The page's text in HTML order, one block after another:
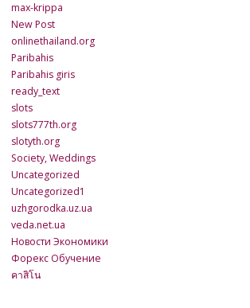
max-krippa
New Post
onlinethailand.org
Paribahis
Paribahis giris
ready_text
slots
slots777th.org
slotyth.org
Society, Weddings
Uncategorized
Uncategorized1
uzhgorodka.uz.ua
veda.net.ua
Новости Экономики
Форекс Обучение
คาสิโน